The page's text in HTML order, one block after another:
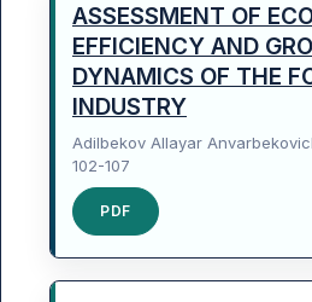
ASSESSMENT OF
EFFICIENCY AND
DYNAMICS OF THE
INDUSTRY
Adilbekov Allayar
102-107
PDF